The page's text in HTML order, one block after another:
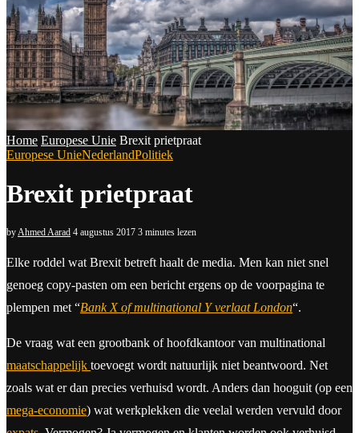
Home Europese Unie Brexit prietpraat
Europese UnieNederlandPolitiek
Brexit prietpraat
by Ahmed Aarad 4 augustus 2017 3 minutes lezen
Elke roddel wat Brexit betreft haalt de media. Men kan niet snel
genoeg copy-pasten om een bericht ergens op de voorpagina te
plempen met “Bank X of multinational Y verlaat London“.
De vraag wat een grootbank of hoofdkantoor van multinational
maatschappelijk toevoegt wordt natuurlijk niet beantwoord. Net
zoals wat er dan precies verhuisd wordt. Anders dan hooguit (op een
mega-economie) wat werkplekken die veelal werden vervuld door